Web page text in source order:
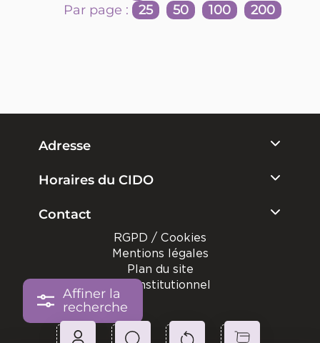
Affiner la
recherche
Par page :
25 50 100 200
Adresse
Horaires du CIDO
Contact
RGPD / Cookies
Mentions légales
Plan du site
Site institutionnel